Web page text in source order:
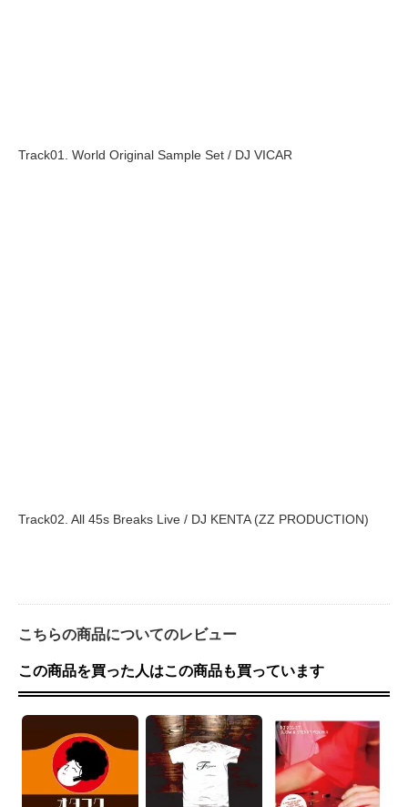
Track01. World Original Sample Set / DJ VICAR
Track02. All 45s Breaks Live / DJ KENTA (ZZ PRODUCTION)
こちらの商品についてのレビュー
この商品を買った人はこの商品も買っています